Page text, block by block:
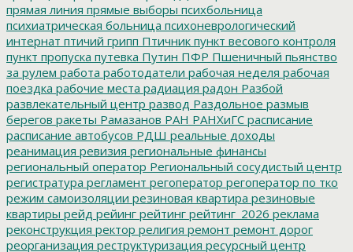
прямая линия прямые выборы психбольница
психиатрическая больница психоневрологический
интернат птичий грипп Птичник пункт весового контроля
пункт пропуска путевка Путин ПФР Пшеничный пьянство
за рулем работа работодатели рабочая неделя рабочая
поездка рабочие места радиация радон Разбой
развлекательный центр развод Раздольное размыв
берегов ракеты Рамазанов РАН РАНХиГС расписание
расписание автобусов РДШ реальные доходы
реанимация ревизия региональные финансы
региональный оператор Региональный сосудистый центр
регистратура регламент регоператор регоператор по тко
режим самоизоляции резиновая квартира резиновые
квартиры рейд рейинг рейтинг рейтинг_2026 реклама
реконструкция ректор религия ремонт ремонт дорог
реорганизация реструктуризация ресурсный центр